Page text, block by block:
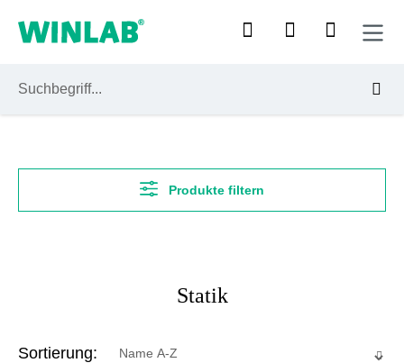
Produkte filtern
Statik
Sortierung: